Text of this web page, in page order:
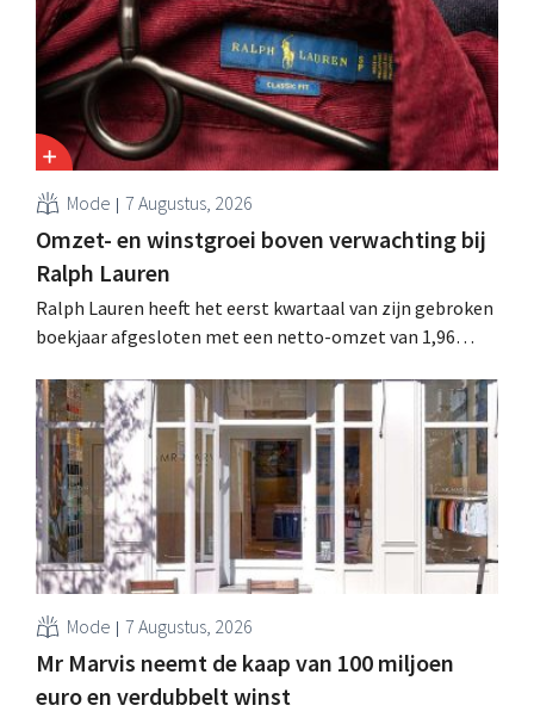
Mode 7 Augustus, 2026
Omzet- en winstgroei boven verwachting bij
Ralph Lauren
Ralph Lauren heeft het eerst kwartaal van zijn gebroken
boekjaar afgesloten met een netto-omzet van 1,96
is dan een jaar eerder. Na die beter dan verwachte start
verhoogt het bedrijf ook zijn vooruitzichten voor het
volledige boekjaar.
Mode 7 Augustus, 2026
Mr Marvis neemt de kaap van 100 miljoen
euro en verdubbelt winst